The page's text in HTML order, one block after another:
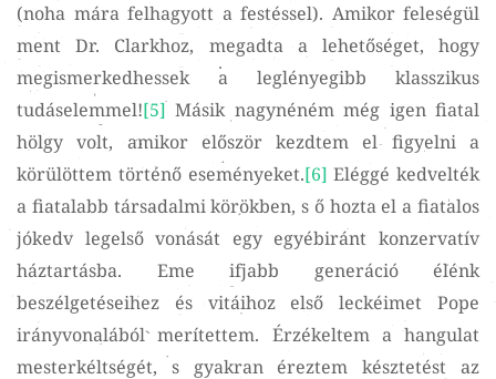
(noha mára felhagyott a festéssel). Amikor feleségül
ment Dr. Clarkhoz, megadta a lehetőséget, hogy
megismerkedhessek a leglényegibb klasszikus
tudáselemmel![5]Másik nagynéném még igen fiatal
hölgy volt, amikor először kezdtem el figyelni a
körülöttem történő eseményeket.[6] Eléggé kedvelték
a fiatalabb társadalmi körökben, s ő hozta el a fiatalos
jókedv legelső vonását egy egyébiránt konzervatív
háztartásba. Eme ifjabb generáció élénk
beszélgetéseihez és vitáihoz első leckéimet Pope
irányvonalából merítettem. Érzékeltem a hangulat
mesterkéltségét, s gyakran éreztem késztetést az